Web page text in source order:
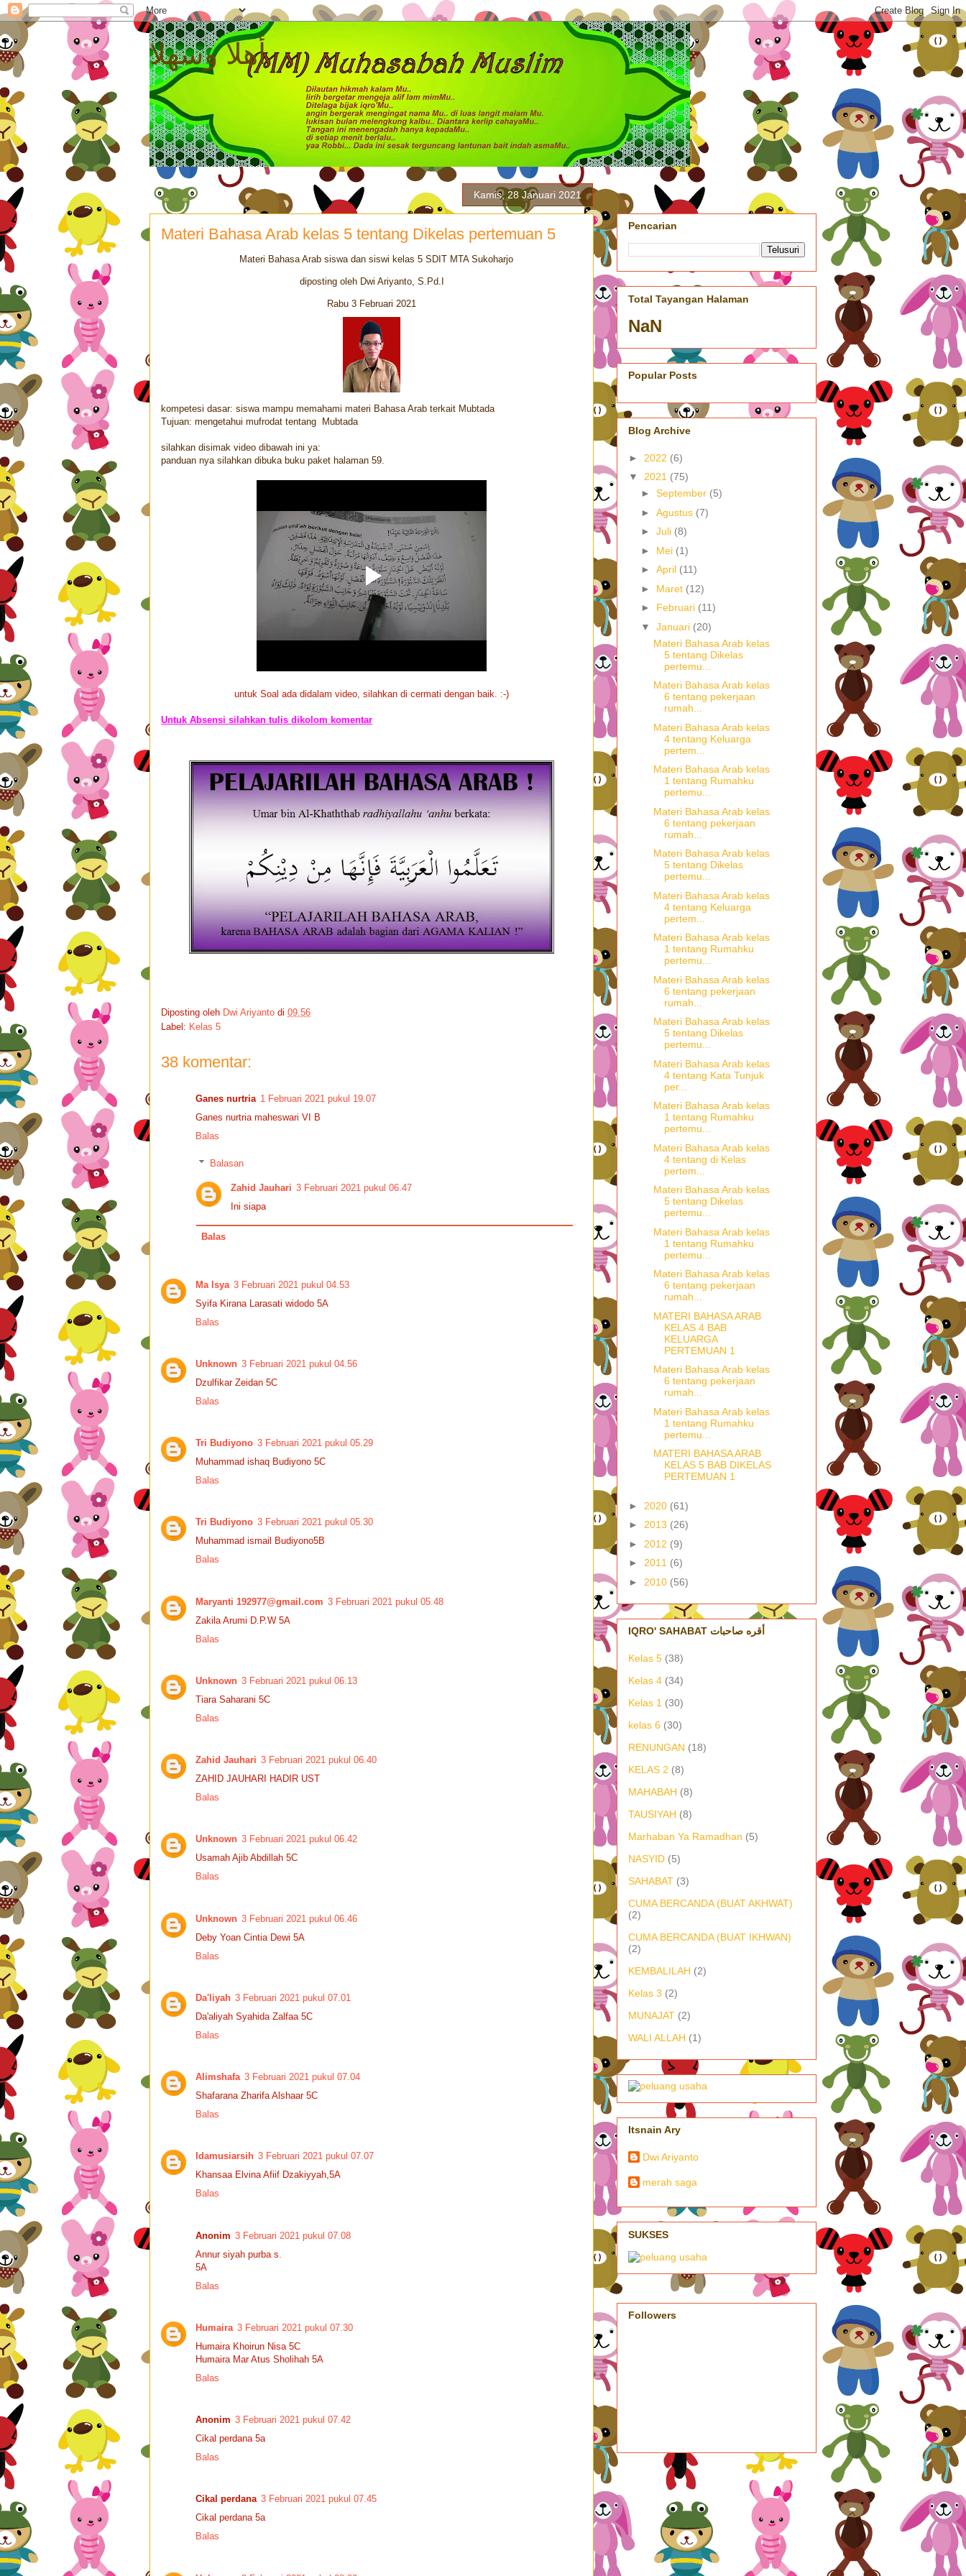
أهلا وسهلا
Kamis, 28 Januari 2021
Materi Bahasa Arab kelas 5 tentang Dikelas pertemuan 5
Materi Bahasa Arab siswa dan siswi kelas 5 SDIT MTA Sukoharjo
diposting oleh Dwi Ariyanto, S.Pd.I
Rabu 3 Februari 2021
kompetesi dasar: siswa mampu memahami materi Bahasa Arab terkait Mubtada
Tujuan: mengetahui mufrodat tentang Mubtada
silahkan disimak video dibawah ini ya:
panduan nya silahkan dibuka buku paket halaman 59.
untuk Soal ada didalam video, silahkan di cermati dengan baik. :-)
Untuk Absensi silahkan tulis dikolom komentar
Diposting oleh Dwi Ariyanto di 09.56
Label: Kelas 5
38 komentar:
Ganes nurtria 1 Februari 2021 pukul 19.07
Ganes nurtria maheswari VI B
Balas
Balasan
Zahid Jauhari 3 Februari 2021 pukul 06.47
Ini siapa
Balas
Ma Isya 3 Februari 2021 pukul 04.53
Syifa Kirana Larasati widodo 5A
Balas
Unknown 3 Februari 2021 pukul 04.56
Dzulfikar Zeidan 5C
Balas
Tri Budiyono 3 Februari 2021 pukul 05.29
Muhammad ishaq Budiyono 5C
Balas
Tri Budiyono 3 Februari 2021 pukul 05.30
Muhammad ismail Budiyono5B
Balas
Maryanti 192977@gmail.com 3 Februari 2021 pukul 05.48
Zakila Arumi D.P.W 5A
Balas
Unknown 3 Februari 2021 pukul 06.13
Tiara Saharani 5C
Balas
Zahid Jauhari 3 Februari 2021 pukul 06.40
ZAHID JAUHARI HADIR UST
Balas
Unknown 3 Februari 2021 pukul 06.42
Usamah Ajib Abdillah 5C
Balas
Unknown 3 Februari 2021 pukul 06.46
Deby Yoan Cintia Dewi 5A
Balas
Da'liyah 3 Februari 2021 pukul 07.01
Da'aliyah Syahida Zalfaa 5C
Balas
Alimshafa 3 Februari 2021 pukul 07.04
Shafarana Zharifa Alshaar 5C
Balas
Idamusiarsih 3 Februari 2021 pukul 07.07
Khansaa Elvina Afiif Dzakiyyah,5A
Balas
Anonim 3 Februari 2021 pukul 07.08
Annur siyah purba s.
5A
Balas
Humaira 3 Februari 2021 pukul 07.30
Humaira Khoirun Nisa 5C
Humaira Mar Atus Sholihah 5A
Balas
Anonim 3 Februari 2021 pukul 07.42
Cikal perdana 5a
Balas
Cikal perdana 3 Februari 2021 pukul 07.45
Cikal perdana 5a
Balas
Pencarian
Total Tayangan Halaman
NaN
Popular Posts
Blog Archive
► 2022 (6)
▼ 2021 (75)
► September (5)
► Agustus (7)
► Juli (8)
► Mei (1)
► April (11)
► Maret (12)
► Februari (11)
▼ Januari (20)
Materi Bahasa Arab kelas
5 tentang Dikelas
pertemu...
Materi Bahasa Arab kelas
6 tentang pekerjaan
rumah...
Materi Bahasa Arab kelas
4 tentang Keluarga
pertem...
Materi Bahasa Arab kelas
1 tentang Rumahku
pertemu...
Materi Bahasa Arab kelas
6 tentang pekerjaan
rumah...
Materi Bahasa Arab kelas
5 tentang Dikelas
pertemu...
Materi Bahasa Arab kelas
4 tentang Keluarga
pertem...
Materi Bahasa Arab kelas
1 tentang Rumahku
pertemu...
Materi Bahasa Arab kelas
6 tentang pekerjaan
rumah...
Materi Bahasa Arab kelas
5 tentang Dikelas
pertemu...
Materi Bahasa Arab kelas
4 tentang Kata Tunjuk
per...
Materi Bahasa Arab kelas
1 tentang Rumahku
pertemu...
Materi Bahasa Arab kelas
4 tentang di Kelas
pertem...
Materi Bahasa Arab kelas
5 tentang Dikelas
pertemu...
Materi Bahasa Arab kelas
1 tentang Rumahku
pertemu...
Materi Bahasa Arab kelas
6 tentang pekerjaan
rumah...
MATERI BAHASA ARAB
KELAS 4 BAB
KELUARGA
PERTEMUAN 1
Materi Bahasa Arab kelas
6 tentang pekerjaan
rumah...
Materi Bahasa Arab kelas
1 tentang Rumahku
pertemu...
MATERI BAHASA ARAB
KELAS 5 BAB DIKELAS
PERTEMUAN 1
► 2020 (61)
► 2013 (26)
► 2012 (9)
► 2011 (6)
► 2010 (56)
IQRO' SAHABAT أقره صاحبات
Kelas 5 (38)
Kelas 4 (34)
Kelas 1 (30)
kelas 6 (30)
RENUNGAN (18)
KELAS 2 (8)
MAHABAH (8)
TAUSIYAH (8)
Marhaban Ya Ramadhan (5)
NASYID (5)
SAHABAT (3)
CUMA BERCANDA (BUAT AKHWAT)
(2)
CUMA BERCANDA (BUAT IKHWAN)
(2)
KEMBALILAH (2)
Kelas 3 (2)
MUNAJAT (2)
WALI ALLAH (1)
Itsnain Ary
Dwi Ariyanto
merah saga
SUKSES
Followers